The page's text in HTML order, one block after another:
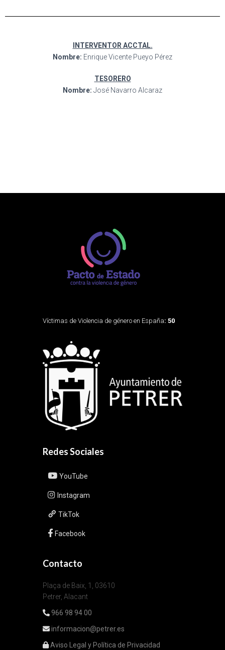
INTERVENTOR ACCTAL.
Nombre: Enrique Vicente Pueyo Pérez
TESORERO
Nombre: José Navarro Alcaraz
Víctimas de Violencia de género en España: 50
Redes Sociales
YouTube
Instagram
TikTok
Facebook
Contacto
Plaça de Baix, 1, 03610
Petrer, Alacant
966 98 94 00
informacion@petrer.es
Aviso Legal y Política de Privacidad